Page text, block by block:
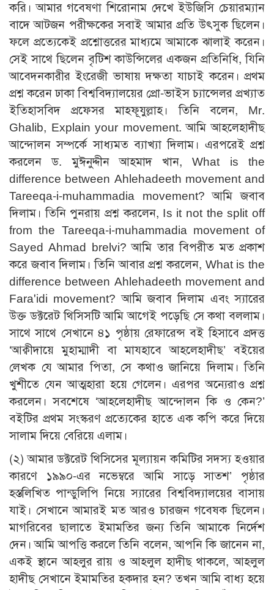
করি। আমার গবেষণা শিরোনাম দেখে ইউজিসি চেয়ারম্যান
বাদে আটজন পরীক্ষকের সবাই আমার প্রতি উৎসুক ছিলেন।
ফলে প্রত্যেকেই প্রশ্নোত্তরের মাধ্যমে আমাকে ঝালাই করেন।
সেই সাথে ছিলেন বৃটিশ কাউন্সিলের একজন প্রতিনিধি, যিনি
আবেদনকারীর ইংরেজী ভাষায় দক্ষতা যাচাই করেন। প্রথম
প্রশ্ন করেন ঢাকা বিশ্ববিদ্যালয়ের প্রো-ভাইস চ্যান্সেলর প্রখ্যাত
ইতিহাসবিদ প্রফেসর মাহফূযুল্লাহ। তিনি বলেন, Mr.
Ghalib, Explain your movement. আমি আহলেহাদীছ
আন্দোলন সম্পর্কে সাধ্যমত ব্যাখ্যা দিলাম। এরপরেই প্রশ্ন
করলেন ড. মুঈনুদ্দীন আহমাদ খান, What is the
difference between Ahlehadeeth movement and
Tareeqa-i-muhammadia movement? আমি জবাব
দিলাম। তিনি পুনরায় প্রশ্ন করলেন, Is it not the split off
from the Tareeqa-i-muhammadia movement of
Sayed Ahmad brelvi? আমি তার বিপরীত মত প্রকাশ
করে জবাব দিলাম। তিনি আবার প্রশ্ন করলেন, What is the
difference between Ahlehadeeth movement and
Fara'idi movement? আমি জবাব দিলাম এবং স্যারের
উক্ত ডক্টরেট থিসিসটি আমি আগেই পড়েছি সে কথা বললাম।
সাথে সাথে সেখানে ৪১ পৃষ্ঠায় রেফারেন্স বই হিসাবে প্রদত্ত
‘আক্বীদায়ে মুহাম্মাদী বা মাযহাবে আহলেহাদীছ’ বইয়ের
লেখক যে আমার পিতা, সে কথাও জানিয়ে দিলাম। তিনি
খুশীতে যেন আত্মহারা হয়ে গেলেন। এরপর অন্যেরাও প্রশ্ন
করলেন। সবশেষে ‘আহলেহাদীছ আন্দোলন কি ও কেন?’
বইটির প্রথম সংস্করণ প্রত্যেকের হাতে এক কপি করে দিয়ে
সালাম দিয়ে বেরিয়ে এলাম।
(২) আমার ডক্টরেট থিসিসের মূল্যায়ন কমিটির সদস্য হওয়ার
কারণে ১৯৯০-এর নভেম্বরে আমি সাড়ে সাতশ’ পৃষ্ঠার
হস্তলিখিত পান্ডুলিপি নিয়ে স্যারের বিশ্ববিদ্যালয়ের বাসায়
যাই। সেখানে আমারই মত আরও চারজন গবেষক ছিলেন।
মাগরিবের ছালাতে ইমামতির জন্য তিনি আমাকে নির্দেশ
দেন। আমি আপত্তি করলে তিনি বলেন, আপনি কি জানেন না,
একই স্থানে আহলুর রায় ও আহলুল হাদীছ থাকলে, আহলুল
হাদীছ সেখানে ইমামতির হকদার হন? তখন আমি বাধ্য হয়ে